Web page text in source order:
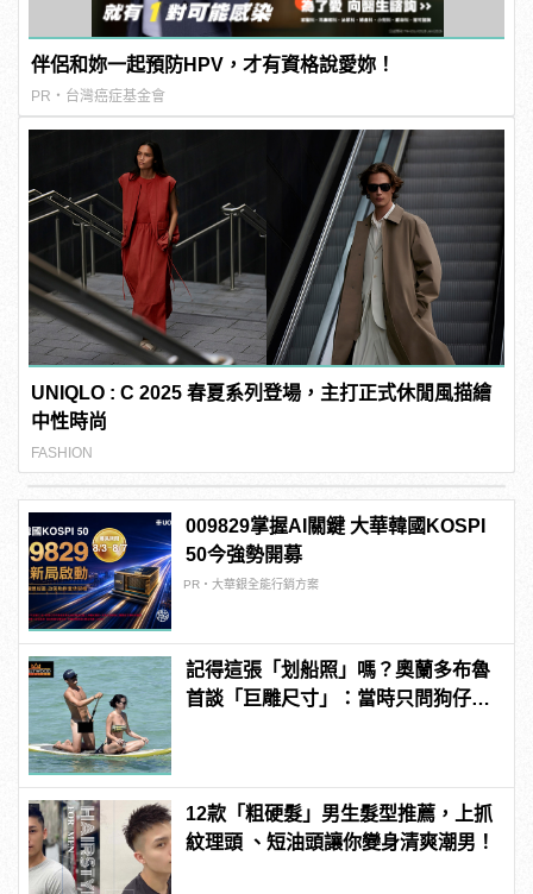
伴侶和妳一起預防HPV，才有資格說愛妳！
PR・台灣癌症基金會
UNIQLO : C 2025 春夏系列登場，主打正式休閒風描繪
中性時尚
FASHION
009829掌握AI關鍵 大華韓國KOSPI
50今強勢開募
PR・大華銀全能行銷方案
記得這張「划船照」嗎？奧蘭多布魯
首談「巨雕尺寸」：當時只問狗仔，
12款「粗硬髮」男生髮型推薦，上抓
紋理頭 、短油頭讓你變身清爽潮男！